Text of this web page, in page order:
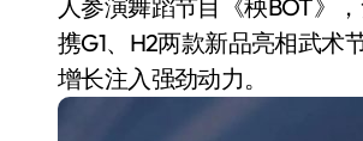
对不起胖东来
国际首次！中国
人参演舞蹈节目《秧BOT》
携G1、H2两款新品亮相武术
增长注入强劲动力。